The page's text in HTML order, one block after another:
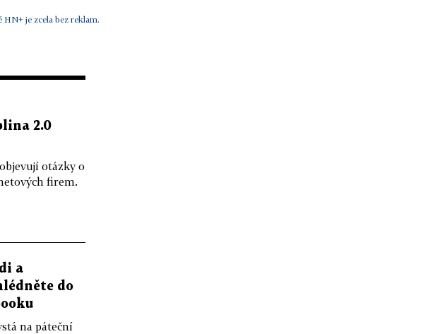
HN+ je zcela bez reklam.
2.0
otázky o
firem.
a
do
na páteční